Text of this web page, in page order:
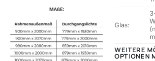
Glas:
WEITERE
OPTIONEN